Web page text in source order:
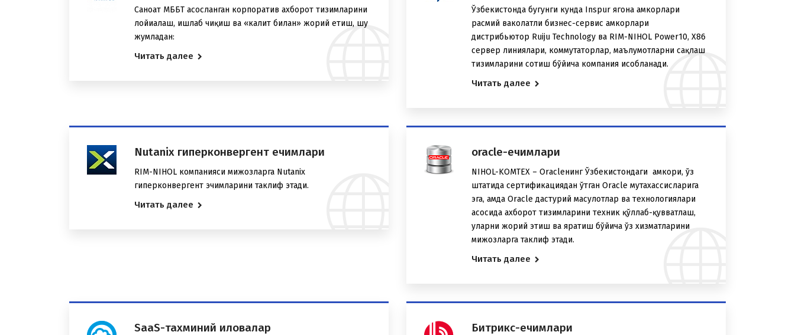
Саноат МББТ асосланган корпоратив ахборот тизимларини
лойиҳалаш, ишлаб чиқиш ва «калит билан» жорий етиш, шу
жумладан:
Читать далее
Ўзбекистонда бугунги кунда Inspur ягона ҳамкорлари
расмий ваколатли бизнес-сервис ҳамкорлари
дистрибьютор Ruiju Technology ва RIM-NIHOL Power10, X86
сервер линиялари, коммутаторлар, маълумотларни сақлаш
тизимларини сотиш бўйича компания ҳисобланади.
Читать далее
Nutanix гиперконвергент ечимлари
RIM-NIHOL компанияси мижозларга Nutanix
гиперконвергент эчимларини таклиф этади.
Читать далее
oracle-ечимлари
NIHOL-KOMTEX – Oracleнинг Ўзбекистондаги ҳамкори, ўз
штатида сертификациядан ўтган Oracle мутахассисларига
эга, ҳамда Oracle дастурий маҳсулотлар ва технологиялари
асосида ахборот тизимларини техник қўллаб-қувватлаш,
уларни жорий этиш ва яратиш бўйича ўз хизматларини
мижозларга таклиф этади.
Читать далее
SaaS-тахминий иловалар Битрикс-ечимлари